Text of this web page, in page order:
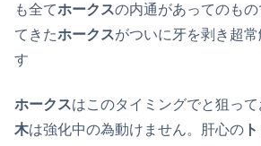
も全てホークスの内通があってのも
てきたホークスがついに牙を剥き超
す
ホークスはこのタイミングでと狙って
木は強化中の為動けません。肝心の